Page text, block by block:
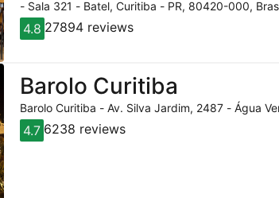
- Sala 321 - Batel, Curitiba - PR, 80420-000,
4.8 27894 reviews
Barolo Curitiba
Barolo Curitiba - Av. Silva Jardim, 2487 - Água
4.7 6238 reviews